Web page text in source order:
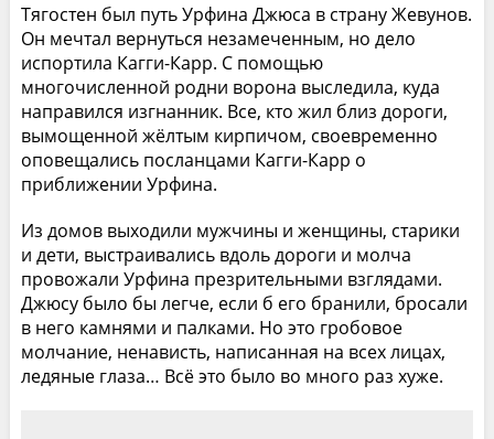
Тягостен был путь Урфина Джюса в страну Жевунов.
Он мечтал вернуться незамеченным, но дело
испортила Кагги-Карр. С помощью
многочисленной родни ворона выследила, куда
направился изгнанник. Все, кто жил близ дороги,
вымощенной жёлтым кирпичом, своевременно
оповещались посланцами Кагги-Карр о
приближении Урфина.
Из домов выходили мужчины и женщины, старики
и дети, выстраивались вдоль дороги и молча
провожали Урфина презрительными взглядами.
Джюсу было бы легче, если б его бранили, бросали
в него камнями и палками. Но это гробовое
молчание, ненависть, написанная на всех лицах,
ледяные глаза… Всё это было во много раз хуже.